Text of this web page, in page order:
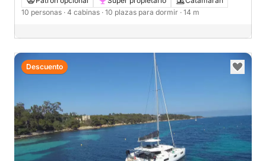
10 personas · 4 cabinas · 10 plazas para dormir · 14 m
Descuento